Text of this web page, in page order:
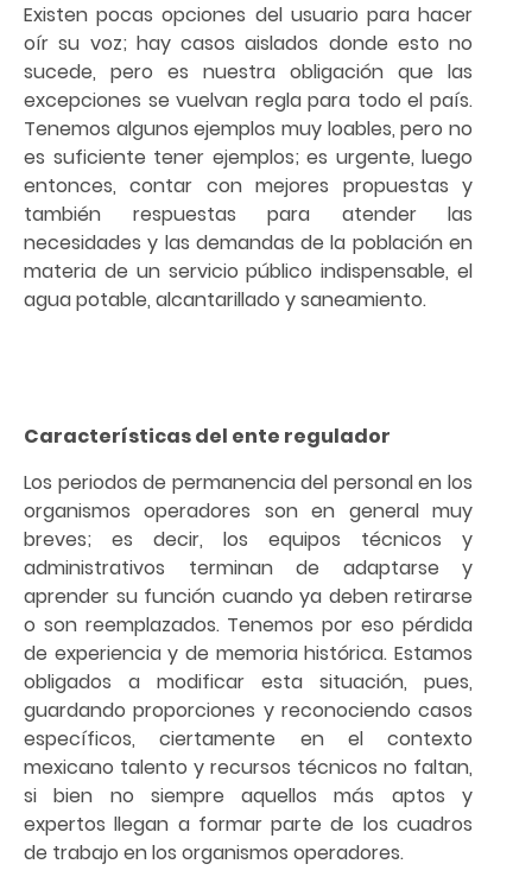
Existen pocas opciones del usuario para hacer
oír su voz; hay casos aislados donde esto no
sucede, pero es nuestra obligación que las
excepciones se vuelvan regla para todo el país.
Tenemos algunos ejemplos muy loables, pero no
es suficiente tener ejemplos; es urgente, luego
entonces, contar con mejores propuestas y
también respuestas para atender las
necesidades y las demandas de la población en
materia de un servicio público indispensable, el
agua potable, alcantarillado y saneamiento.
Características del ente regulador
Los periodos de permanencia del personal en los
organismos operadores son en general muy
breves; es decir, los equipos técnicos y
administrativos terminan de adaptarse y
aprender su función cuando ya deben retirarse
o son reemplazados. Tenemos por eso pérdida
de experiencia y de memoria histórica. Estamos
obligados a modificar esta situación, pues,
guardando proporciones y reconociendo casos
específicos, ciertamente en el contexto
mexicano talento y recursos técnicos no faltan,
si bien no siempre aquellos más aptos y
expertos llegan a formar parte de los cuadros
de trabajo en los organismos operadores.